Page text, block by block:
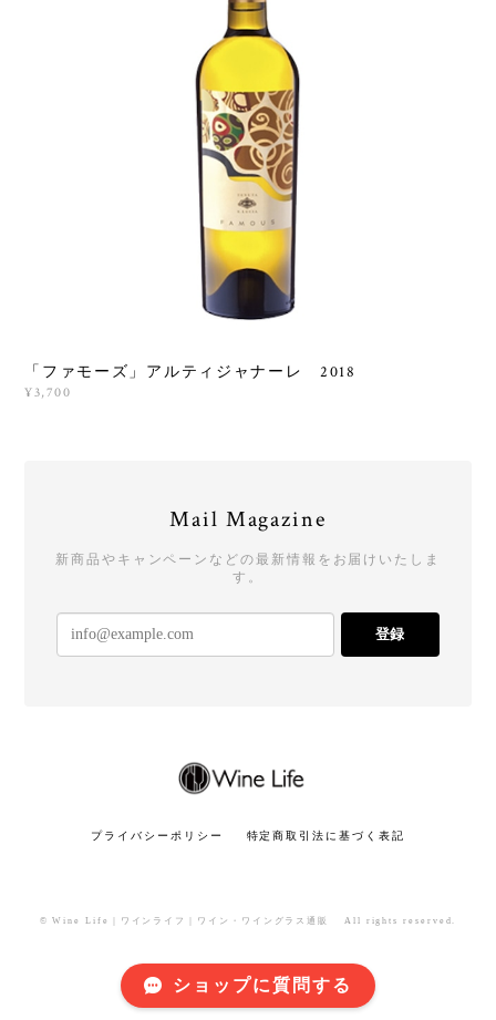
「ファモーズ」アルティジャナーレ 2018
¥3,700
Mail Magazine
新商品やキャンペーンなどの最新情報をお届けいたしま
す。
登録
プライバシーポリシー 特定商取引法に基づく表記
© Wine Life｜ワインライフ｜ワイン・ワイングラス通販 All rights reserved.
ショップに質問する